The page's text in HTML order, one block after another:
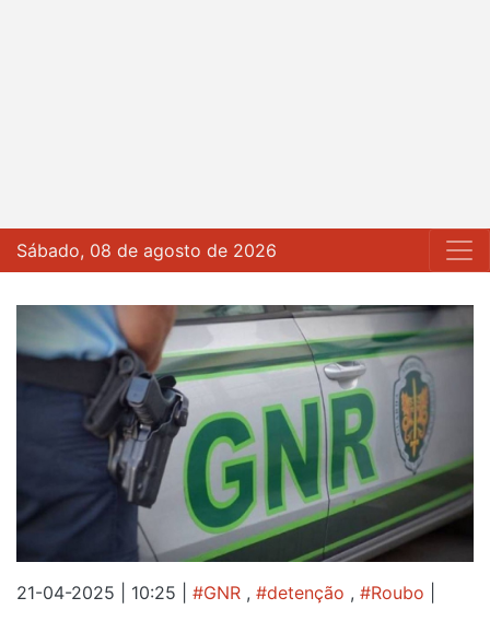
Sábado, 08 de agosto de 2026
21-04-2025 | 10:25 #GNR , #detenção , #Roubo